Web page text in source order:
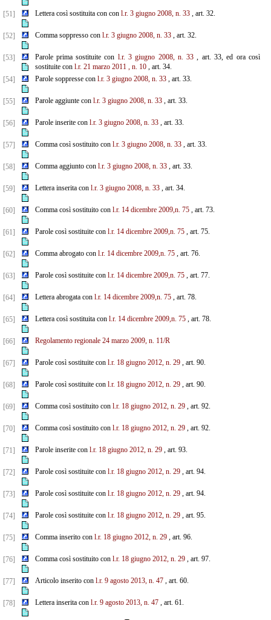
[51] Lettera così sostituita con con l.r. 3 giugno 2008, n. 33, art. 32.
[52] Comma soppresso con l.r. 3 giugno 2008, n. 33, art. 32.
[53] Parole prima sostituite con l.r. 3 giugno 2008, n. 33 , art. 33, ed ora così
sostituite con l.r. 21 marzo 2011 , n. 10, art. 34.
[54]
Parole soppresse con l.r. 3 giugno 2008, n. 33, art. 33.
[55] Parole aggiunte con l.r. 3 giugno 2008, n. 33, art. 33.
[56] Parole inserite con l.r. 3 giugno 2008, n. 33, art. 33.
[57] Comma così sostituito con l.r. 3 giugno 2008, n. 33, art. 33.
[58] Comma aggiunto con l.r. 3 giugno 2008, n. 33, art. 33.
[59] Lettera inserita con l.r. 3 giugno 2008, n. 33, art. 34.
[60] Comma così sostituito con l.r. 14 dicembre 2009,n. 75, art. 73.
[61] Parole così sostituite con l.r. 14 dicembre 2009,n. 75, art. 75.
[62] Comma abrogato con l.r. 14 dicembre 2009,n. 75, art. 76.
[63] Parole così sostituite con l.r. 14 dicembre 2009,n. 75, art. 77.
[64] Lettera abrogata con l.r. 14 dicembre 2009,n. 75, art. 78.
[65] Lettera così sostituita con l.r. 14 dicembre 2009,n. 75, art. 78.
[66] Regolamento regionale 24 marzo 2009, n. 11/R
[67] Parole così sostituite con l.r. 18 giugno 2012, n. 29, art. 90.
[68] Parole così sostituite con l.r. 18 giugno 2012, n. 29, art. 90.
[69] Comma così sostituito con l.r. 18 giugno 2012, n. 29, art. 92.
[70] Comma così sostituito con l.r. 18 giugno 2012, n. 29, art. 92.
[71] Parole inserite con l.r. 18 giugno 2012, n. 29, art. 93.
[72] Parole così sostituite con l.r. 18 giugno 2012, n. 29, art. 94.
[73] Parole così sostituite con l.r. 18 giugno 2012, n. 29, art. 94.
[74] Parole così sostituite con l.r. 18 giugno 2012, n. 29, art. 95.
[75] Comma inserito con l.r. 18 giugno 2012, n. 29, art. 96.
[76] Comma così sostituito con l.r. 18 giugno 2012, n. 29, art. 97.
[77] Articolo inserito con l.r. 9 agosto 2013, n. 47, art. 60.
[78] Lettera inserita con l.r. 9 agosto 2013, n. 47, art. 61.